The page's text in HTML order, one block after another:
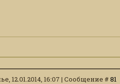
12.01.2014, 16:07 | Сообщение #81